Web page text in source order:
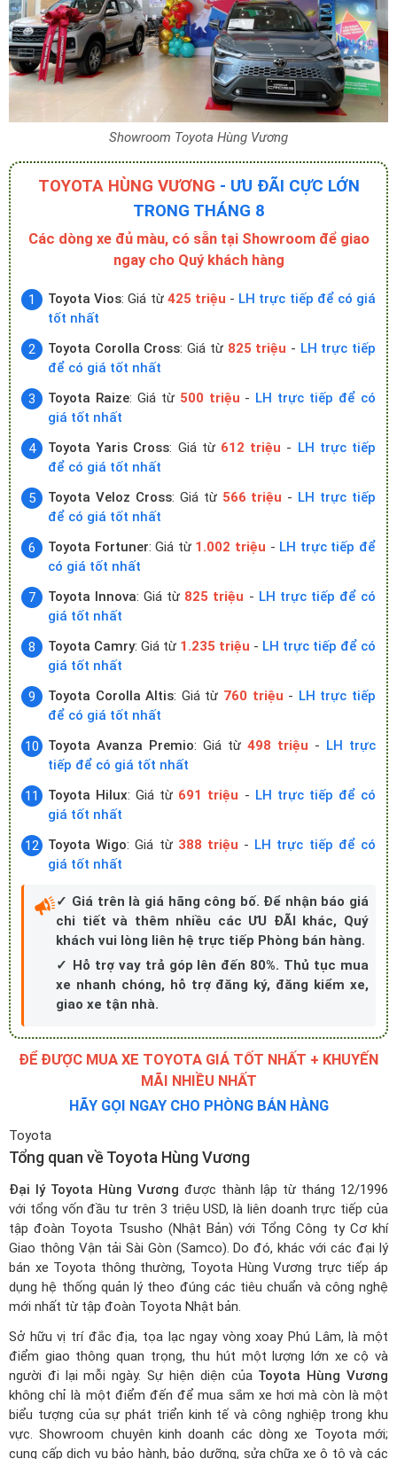
Showroom Toyota Hùng Vương
TOYOTA HÙNG VƯƠNG - ƯU ĐÃI CỰC LỚN
TRONG THÁNG 8
Các dòng xe đủ màu, có sẵn tại Showroom để giao
ngay cho Quý khách hàng
Toyota Vios: Giá từ 425 triệu - LH trực tiếp để có giá
tốt nhất
Toyota Corolla Cross: Giá từ 825 triệu - LH trực tiếp
để có giá tốt nhất
Toyota Raize: Giá từ 500 triệu - LH trực tiếp để có
giá tốt nhất
Toyota Yaris Cross: Giá từ 612 triệu - LH trực tiếp
để có giá tốt nhất
Toyota Veloz Cross: Giá từ 566 triệu - LH trực tiếp
để có giá tốt nhất
Toyota Fortuner: Giá từ 1.002 triệu - LH trực tiếp để
có giá tốt nhất
Toyota Innova: Giá từ 825 triệu - LH trực tiếp để có
giá tốt nhất
Toyota Camry: Giá từ 1.235 triệu - LH trực tiếp để có
giá tốt nhất
Toyota Corolla Altis: Giá từ 760 triệu - LH trực tiếp
để có giá tốt nhất
Toyota Avanza Premio: Giá từ 498 triệu - LH trực
tiếp để có giá tốt nhất
Toyota Hilux: Giá từ 691 triệu - LH trực tiếp để có
giá tốt nhất
Toyota Wigo: Giá từ 388 triệu - LH trực tiếp để có
giá tốt nhất
✓ Giá trên là giá hãng công bố. Để nhận báo giá
chi tiết và thêm nhiều các ƯU ĐÃI khác, Quý
khách vui lòng liên hệ trực tiếp Phòng bán hàng.
✓ Hỗ trợ vay trả góp lên đến 80%. Thủ tục mua
xe nhanh chóng, hỗ trợ đăng ký, đăng kiểm xe,
giao xe tận nhà.
ĐỂ ĐƯỢC MUA XE TOYOTA GIÁ TỐT NHẤT + KHUYẾN
MÃI NHIỀU NHẤT
HÃY GỌI NGAY CHO PHÒNG BÁN HÀNG
Toyota
Tổng quan về Toyota Hùng Vương
Đại lý Toyota Hùng Vương được thành lập từ tháng 12/1996
với tổng vốn đầu tư trên 3 triệu USD, là liên doanh trực tiếp của
tập đoàn Toyota Tsusho (Nhật Bản) với Tổng Công ty Cơ khí
Giao thông Vận tải Sài Gòn (Samco). Do đó, khác với các đại lý
bán xe Toyota thông thường, Toyota Hùng Vương trực tiếp áp
dụng hệ thống quản lý theo đúng các tiêu chuẩn và công nghệ
mới nhất từ tập đoàn Toyota Nhật bản.
Sở hữu vị trí đắc địa, tọa lạc ngay vòng xoay Phú Lâm, là một
điểm giao thông quan trọng, thu hút một lượng lớn xe cộ và
người đi lại mỗi ngày. Sự hiện diện của Toyota Hùng Vương
không chỉ là một điểm đến để mua sắm xe hơi mà còn là một
biểu tượng của sự phát triển kinh tế và công nghiệp trong khu
vực. Showroom chuyên kinh doanh các dòng xe Toyota mới;
cung cấp dịch vụ bảo hành, bảo dưỡng, sửa chữa xe ô tô và các